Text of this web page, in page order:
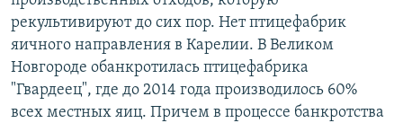
рекультивируют до сих пор. Нет птицефабрик
яичного направления в Карелии. В Великом
Новгороде обанкротилась птицефабрика
"Гвардеец", где до 2014 года производилось 60%
всех местных яиц. Причем в процессе банкротства